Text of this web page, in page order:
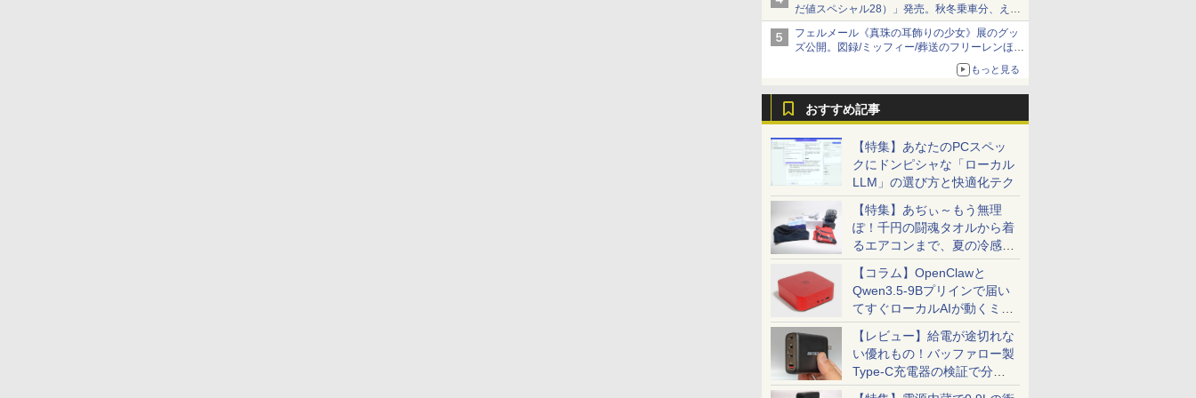
だ値スペシャル28）」発売。秋冬乗車分、えき
ねっと限定
フェルメール《真珠の耳飾りの少女》展のグッ
ズ公開。図録/ミッフィー/葬送のフリーレンほ
もっと見る
おすすめ記事
【特集】あなたのPCスペッ
クにドンピシャな「ローカル
LLM」の選び方と快適化テク
【特集】あぢぃ～もう無理
ぽ！千円の闘魂タオルから着
るエアコンまで、夏の冷感グ
ッズ一挙紹介
【コラム】OpenClawと
Qwen3.5-9Bプリインで届い
てすぐローカルAIが動くミニ
PC「SER9 Pro」
【レビュー】給電が途切れな
い優れもの！バッファロー製
Type-C充電器の検証で分か
ったこと